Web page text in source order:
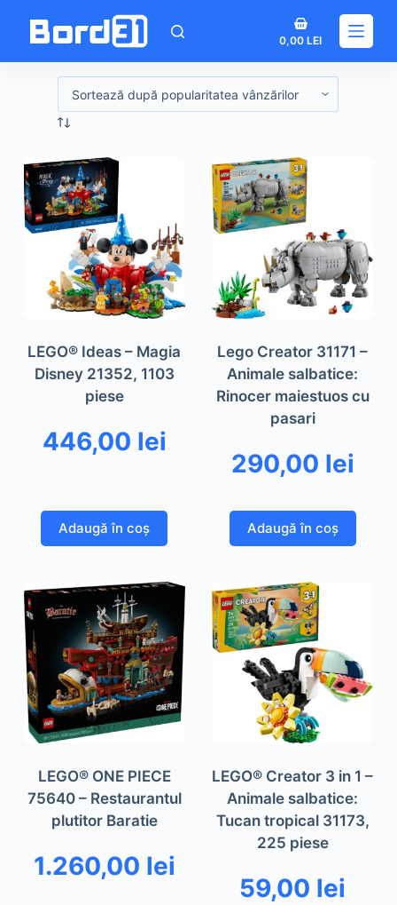
Coș
de
cumpărături
0,00LEI
LEGO® Ideas – Magia
Disney 21352, 1103
piese
446,00 lei
Adaugă în coș
Lego Creator 31171 –
Animale salbatice:
Rinocer maiestuos cu
pasari
290,00 lei
Adaugă în coș
LEGO® ONE PIECE
75640 – Restaurantul
plutitor Baratie
1.260,00 lei
LEGO® Creator 3 in 1 –
Animale salbatice:
Tucan tropical 31173,
225 piese
59,00 lei